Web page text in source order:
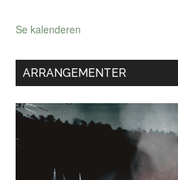
Se kalenderen
ARRANGEMENTER